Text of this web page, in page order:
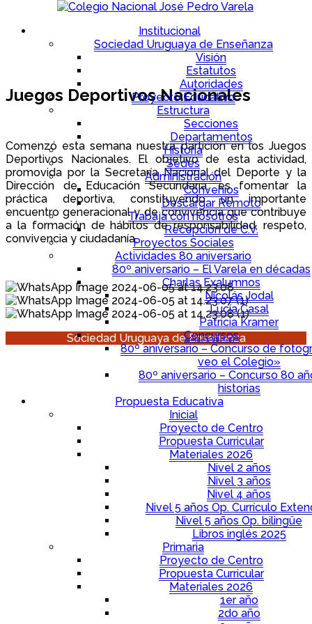
Institucional
Sociedad Uruguaya de Enseñanza
Visión
Estatutos
Autoridades
Proyecto Educativo
Estructura
Secciones
Departamentos
Historia
Sedes
Administración
Convenios
Descargar Remoto
Trabaja con nosotros
Recepción de C.V.
Proyectos Sociales
Actividades 80 aniversario
80º aniversario – El Varela en décadas
Charlas Exalumnos
Nicolás Jodal
Lucía Casal
Patricia Kramer
Concursos
80º aniversario – Concurso de
veo el Colegio»
80º aniversario – Concurso 80
historias
Propuesta Educativa
Inicial
Proyecto de Centro
Propuesta Curricular
Materiales 2026
Nivel 2 años
Nivel 3 años
Nivel 4 años
Nivel 5 años Op. Currículo
Nivel 5 años Op. bilingüe
Libros inglés 2025
Primaria
Proyecto de Centro
Propuesta Curricular
Materiales 2026
1er año
2do año
Juegos Deportivos Nacionales
Comenzó esta semana nuestra partición en los Juegos
Deportivos Nacionales. El objetivo de esta actividad,
promovida por la Secretaría Nacional del Deporte y la
Dirección de Educación Secundaria, es fomentar la
práctica deportiva, constituyendo un importante
encuentro generacional y de convivencia que contribuye
a la formación de hábitos de responsabilidad, respeto,
convivencia y ciudadanía.
Sociedad Uruguaya de Enseñanza